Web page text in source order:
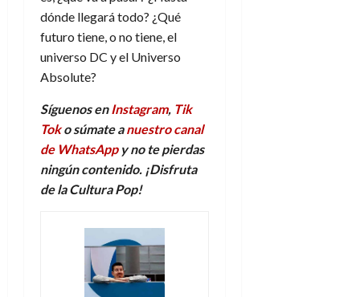
dónde llegará todo? ¿Qué
futuro tiene, o no tiene, el
universo DC y el Universo
Absolute?
Síguenos enInstagram, Tik
Toko súmate anuestro canal
de WhatsAppy no te pierdas
ningún contenido. ¡Disfruta
de la Cultura Pop!